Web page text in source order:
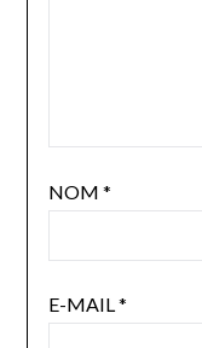
NOM *
E-MAIL*